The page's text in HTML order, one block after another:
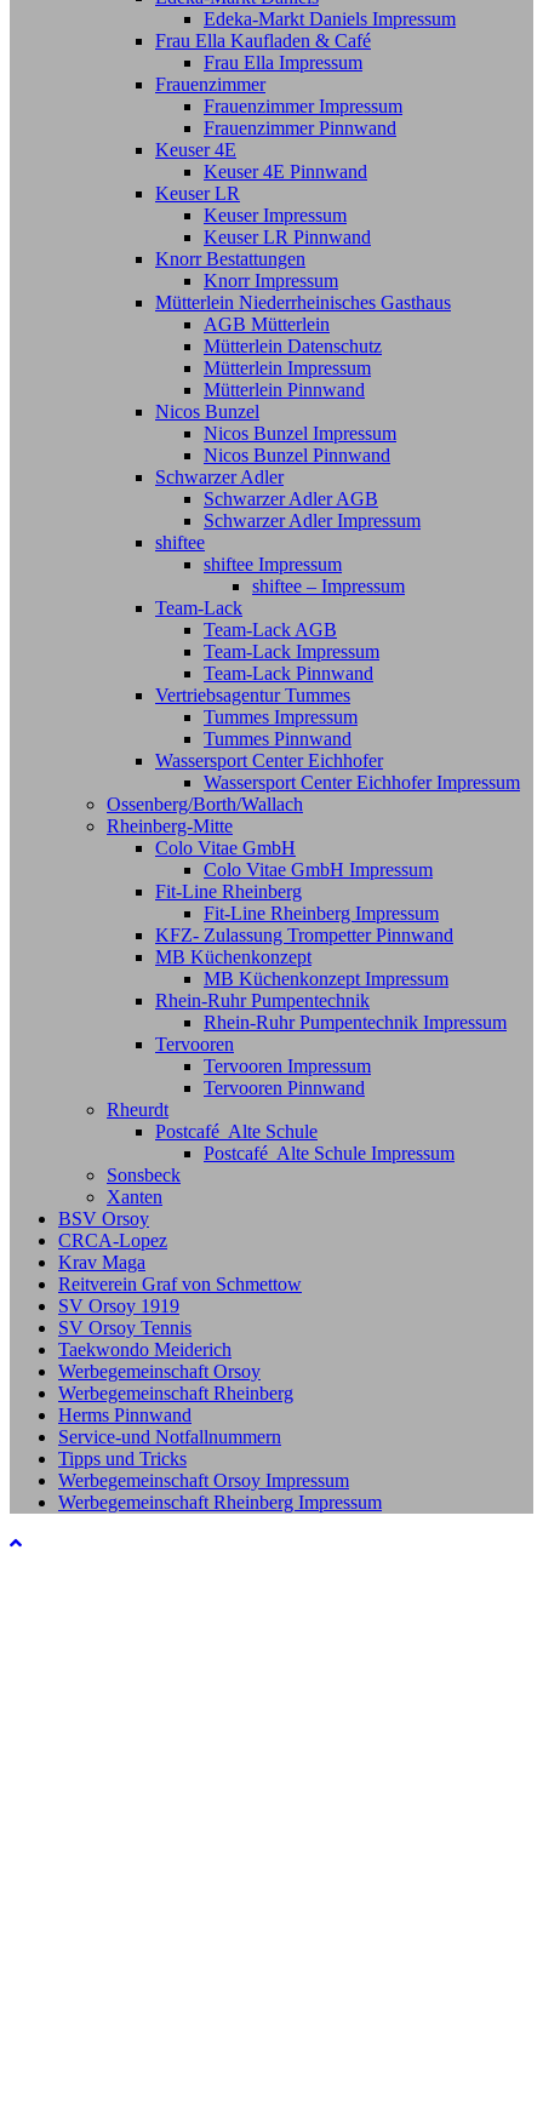
Edeka-Markt Daniels Impressum
Frau Ella Kaufladen & Café
Frau Ella Impressum
Frauenzimmer
Frauenzimmer Impressum
Frauenzimmer Pinnwand
Keuser 4E
Keuser 4E Pinnwand
Keuser LR
Keuser Impressum
Keuser LR Pinnwand
Knorr Bestattungen
Knorr Impressum
Mütterlein Niederrheinisches Gasthaus
AGB Mütterlein
Mütterlein Datenschutz
Mütterlein Impressum
Mütterlein Pinnwand
Nicos Bunzel
Nicos Bunzel Impressum
Nicos Bunzel Pinnwand
Schwarzer Adler
Schwarzer Adler AGB
Schwarzer Adler Impressum
shiftee
shiftee Impressum
shiftee – Impressum
Team-Lack
Team-Lack AGB
Team-Lack Impressum
Team-Lack Pinnwand
Vertriebsagentur Tummes
Tummes Impressum
Tummes Pinnwand
Wassersport Center Eichhofer
Wassersport Center Eichhofer Impressum
Ossenberg/Borth/Wallach
Rheinberg-Mitte
Colo Vitae GmbH
Colo Vitae GmbH Impressum
Fit-Line Rheinberg
Fit-Line Rheinberg Impressum
KFZ- Zulassung Trompetter Pinnwand
MB Küchenkonzept
MB Küchenkonzept Impressum
Rhein-Ruhr Pumpentechnik
Rhein-Ruhr Pumpentechnik Impressum
Tervooren
Tervooren Impressum
Tervooren Pinnwand
Rheurdt
Postcafé Alte Schule
Postcafé Alte Schule Impressum
Sonsbeck
Xanten
BSV Orsoy
CRCA-Lopez
Krav Maga
Reitverein Graf von Schmettow
SV Orsoy 1919
SV Orsoy Tennis
Taekwondo Meiderich
Werbegemeinschaft Orsoy
Werbegemeinschaft Rheinberg
Herms Pinnwand
Service-und Notfallnummern
Tipps und Tricks
Werbegemeinschaft Orsoy Impressum
Werbegemeinschaft Rheinberg Impressum